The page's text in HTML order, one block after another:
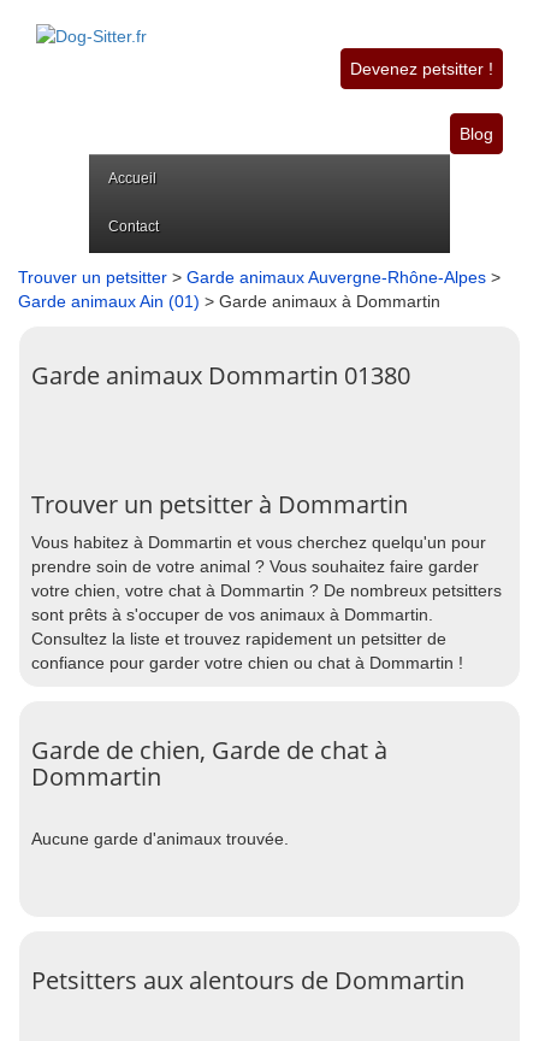
Devenez petsitter !
Blog
Accueil
Contact
Trouver un petsitter > Garde animaux Auvergne-Rhône-Alpes >
Garde animaux Ain (01) > Garde animaux à Dommartin
Garde animaux Dommartin 01380
Trouver un petsitter à Dommartin
Vous habitez à Dommartin et vous cherchez quelqu'un pour
prendre soin de votre animal ? Vous souhaitez faire garder
votre chien, votre chat à Dommartin ? De nombreux petsitters
sont prêts à s'occuper de vos animaux à Dommartin.
Consultez la liste et trouvez rapidement un petsitter de
confiance pour garder votre chien ou chat à Dommartin !
Garde de chien, Garde de chat à
Dommartin
Aucune garde d'animaux trouvée.
Petsitters aux alentours de Dommartin